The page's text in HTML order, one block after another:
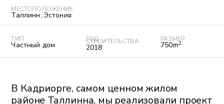
МЕСТОПОЛОЖЕНИЕ
Таллинн, Эстония
ТИП
Частный дом
ГОД
СТРОИТЕЛЬСТВА
2018
РАЗМЕР
750m2
В Кадриорге, самом ценном жилом
районе Таллинна, мы реализовали проект